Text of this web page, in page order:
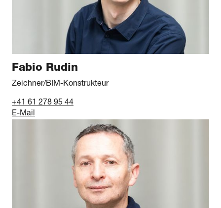
Fabio Rudin
Zeichner/BIM-Konstrukteur
+41 61 278 95 44
E-Mail